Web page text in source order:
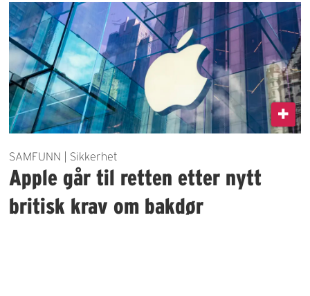
SAMFUNN | Sikkerhet
Apple går til retten etter nytt
britisk krav om bakdør